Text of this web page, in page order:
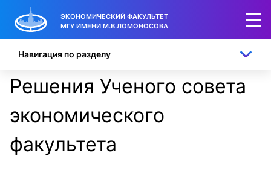
ЭКОНОМИЧЕСКИЙ ФАКУЛЬТЕТ
МГУ ИМЕНИ М.В.ЛОМОНОСОВА
Решения Ученого совета
экономического
факультета
Навигация по разделу